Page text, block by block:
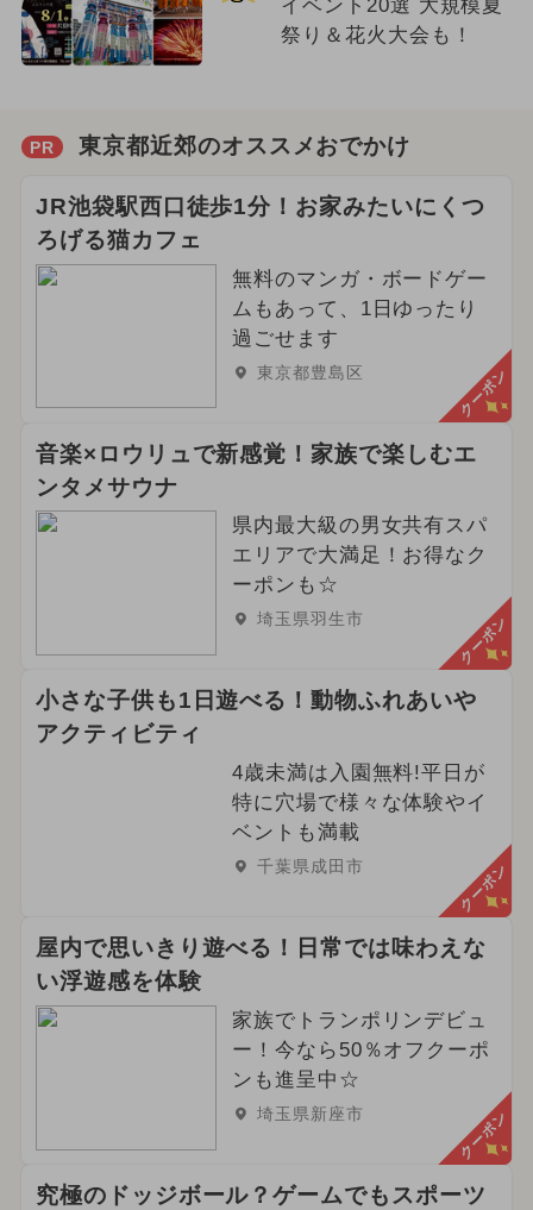
イベント20選 大規模夏
祭り＆花火大会も！
PR 東京都近郊のオススメおでかけ
JR池袋駅西口徒歩1分！お家みたいにくつ
ろげる猫カフェ
無料のマンガ・ボードゲー
ムもあって、1日ゆったり
過ごせます
東京都豊島区 クーポン
音楽×ロウリュで新感覚！家族で楽しむエ
ンタメサウナ
県内最大級の男女共有スパ
エリアで大満足！お得なク
ーポンも☆
埼玉県羽生市 クーポン
小さな子供も1日遊べる！動物ふれあいや
アクティビティ
4歳未満は入園無料!平日が
特に穴場で様々な体験やイ
ベントも満載
千葉県成田市 クーポン
屋内で思いきり遊べる！日常では味わえな
い浮遊感を体験
家族でトランポリンデビュ
ー！今なら50％オフクーポ
ンも進呈中☆
埼玉県新座市 クーポン
究極のドッジボール？ゲームでもスポーツ